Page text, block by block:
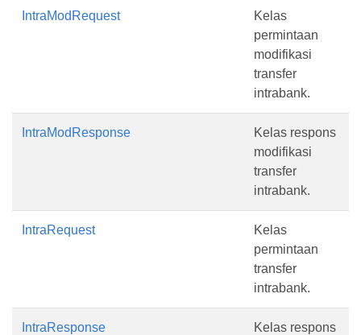
IntraModRequest
Kelas
permintaan
modifikasi
transfer
intrabank.
IntraModResponse
Kelas respons
modifikasi
transfer
intrabank.
IntraRequest
Kelas
permintaan
transfer
intrabank.
IntraResponse
Kelas respons